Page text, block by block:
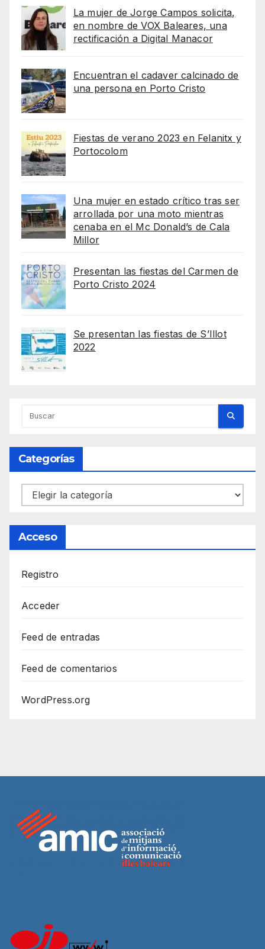
La mujer de Jorge Campos solicita,
en nombre de VOX Baleares, una
rectificación a Digital Manacor
Encuentran el cadaver calcinado de
una persona en Porto Cristo
Fiestas de verano 2023 en Felanitx y
Portocolom
Una mujer en estado crítico tras ser
arrollada por una moto mientras
cenaba en el Mc Donald’s de Cala
Millor
Presentan las fiestas del Carmen de
Porto Cristo 2024
Se presentan las fiestas de S’Illot
2022
Categorías
Categorías
Acceso
Registro
Acceder
Feed de entradas
Feed de comentarios
WordPress.org